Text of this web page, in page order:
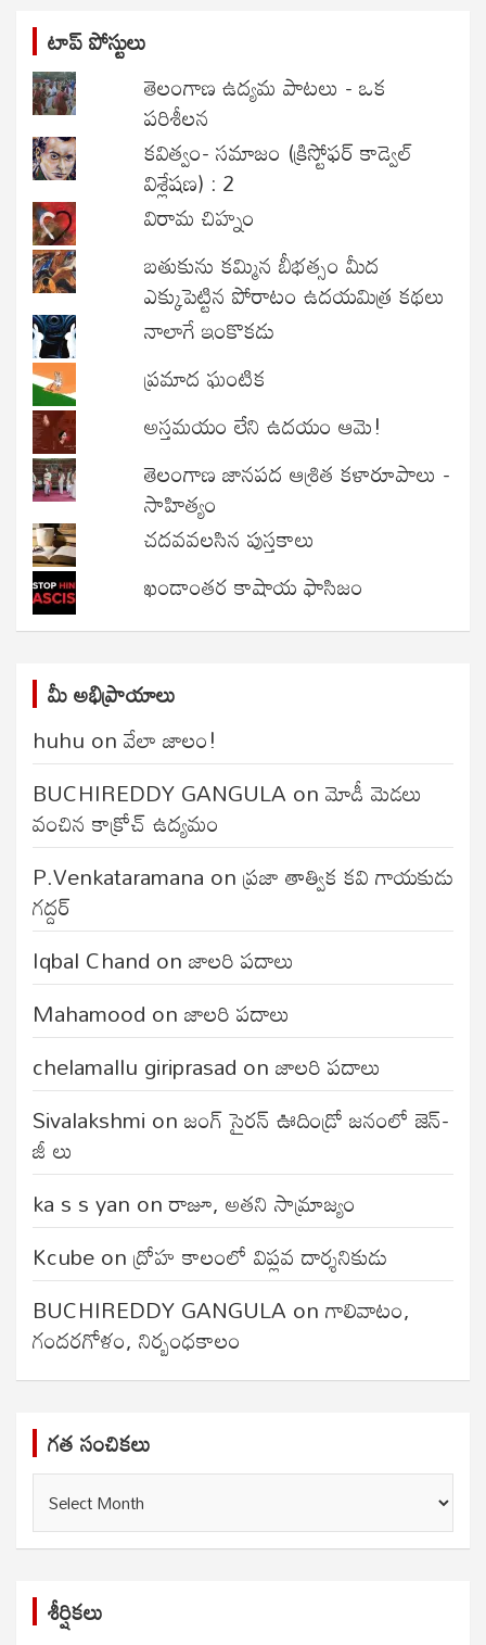
టాప్ పోస్టులు
తెలంగాణ ఉద్యమ పాటలు - ఒక
పరిశీలన
కవిత్వం- సమాజం (క్రిస్టోఫర్ కాడ్వెల్
విశ్లేషణ) : 2
విరామ చిహ్నం
బతుకును కమ్మిన బీభత్సం మీద
ఎక్కుపెట్టిన పోరాటం ఉదయమిత్ర కథలు
నాలాగే ఇంకొకడు
ప్రమాద ఘంటిక
అస్తమయం లేని ఉదయం ఆమె!
తెలంగాణ జానపద ఆశ్రిత కళారూపాలు -
సాహిత్యం
చదవవలసిన పుస్తకాలు
ఖండాంతర కాషాయ ఫాసిజం
మీ అభిప్రాయాలు
huhu onవేలా జాలం!
BUCHIREDDY GANGULA onమోడీ మెడలు
వంచిన కాక్రోచ్ ఉద్యమం
P.Venkataramana onప్రజా తాత్విక కవి గాయకుడు
గద్దర్
Iqbal Chand onజాలరి పదాలు
Mahamood onజాలరి పదాలు
chelamallu giriprasad onజాలరి పదాలు
Sivalakshmi onజంగ్‌ సైరన్‌ ఊదిండ్రో జనంలో జెన్-
జీ లు
ka s s yan onరాజూ, అతని సామ్రాజ్యం
Kcubeonద్రోహ కాలంలో విప్లవ దార్శనికుడు
BUCHIREDDY GANGULA onగాలివాటం,
గందరగోళం, నిర్బంధకాలం
గత సంచికలు
గత
సంచికలు
శీర్షికలు